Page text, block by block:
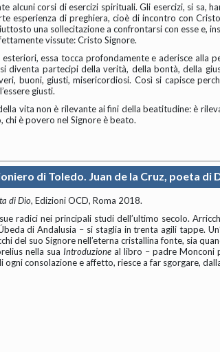
alcuni corsi di esercizi spirituali. Gli esercizi, si sa,
esperienza di preghiera, cioè di incontro con
una sollecitazione a confrontarsi con esse e,
vissute: Cristo Signore.
essa tocca profondamente e aderisce alla
diventa partecipi della verità, della bontà, della
buoni, giusti, misericordiosi. Così si capisce
giusti.
vita non è rilevante ai fini della beatitudi­ne: è
chi è povero nel Signore è beato.
di Toledo. Juan de la Cruz, poeta di
di Dio, Edizioni OCD, Roma 2018.
radici nei principali studi dell’ultimo secolo.
di Andalusia – si staglia in trenta agili tappe.
del suo Signore nell’eterna cristallina fonte, sia
nella sua Introduzione al libro – padre Monconi
consolazione e affetto, riesce a far sgorgare,